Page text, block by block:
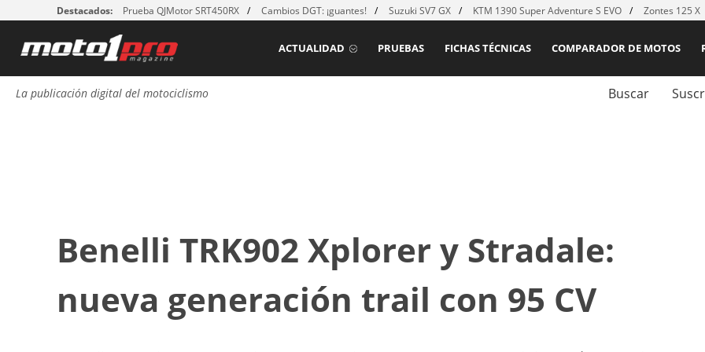
Destacados: Prueba QJMotor SRT450RX Cambios DGT: ¡guantes! Suzuki SV7 GX KTM 1390 Super Adventure S EVO Zontes 125 X
COMPARADOR DE MOTOS
FICHAS TÉCNICAS
PRUEBAS
ACTUALIDAD
La publicación digital del motociclismo Buscar
Benelli TRK902 Xplorer y Stradale:
nueva generación trail con 95 CV